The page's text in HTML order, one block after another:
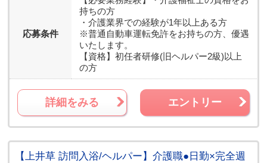
応募条件
持ちの方
・介護業界での経験が1年以上ある方
※普通自動車運転免許をお持ちの方、優遇
いたします。
【資格】 初任者研修(旧ヘルパー2級)以上
の方
詳細をみる エントリー
【上井草 訪問入浴/ヘルパー】介護職●日勤×完全週